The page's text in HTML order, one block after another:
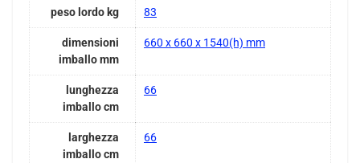
peso lordo kg 83
dimensioni
imballo mm
660 x 660 x 1540(h) mm
lunghezza
imballo cm
66
larghezza
imballo cm
66